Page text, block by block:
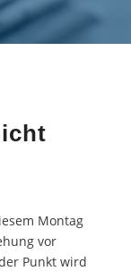
Montag
vor
Punkt wird